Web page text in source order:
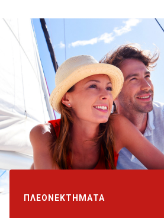
ΠΛΕΟΝΕΚΤΗΜΑΤΑ